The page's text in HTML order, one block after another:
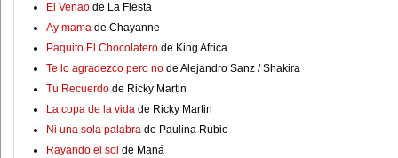
El Venao de La Fiesta
Ay mama de Chayanne
Paquito El Chocolatero de King Africa
Te lo agradezco pero no de Alejandro Sanz / Shakira
Tu Recuerdo de Ricky Martin
La copa de la vida de Ricky Martin
Ni una sola palabra de Paulina Rubio
Rayando el sol de Maná